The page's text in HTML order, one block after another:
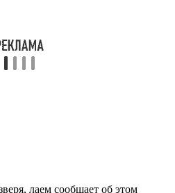
лаем сообщает об этом